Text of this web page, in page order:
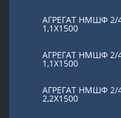
АГРЕГАТ НМШФ 2/
1,1Х1500
АГРЕГАТ НМШФ 2/
1,1Х1500
АГРЕГАТ НМШФ 2/
2,2Х1500